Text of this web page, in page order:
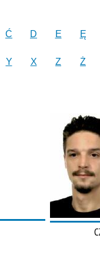
Ć D E Ę
Y X Z Ż